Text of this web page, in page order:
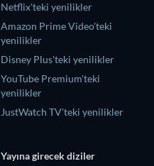
Netflix'teki yenilikler
Amazon Prime Video'teki
yenilikler
Disney Plus'teki yenilikler
YouTube Premium'teki
yenilikler
JustWatch TV'teki yenilikler
Yayına girecek diziler